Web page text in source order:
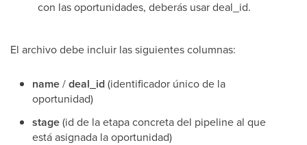
con las oportunidades, deberás usar deal_id.
El archivo debe incluir las siguientes columnas:
name/deal_id(identificador único de la
oportunidad)
stage(id de la etapa concreta del pipeline al que
está asignada la oportunidad)